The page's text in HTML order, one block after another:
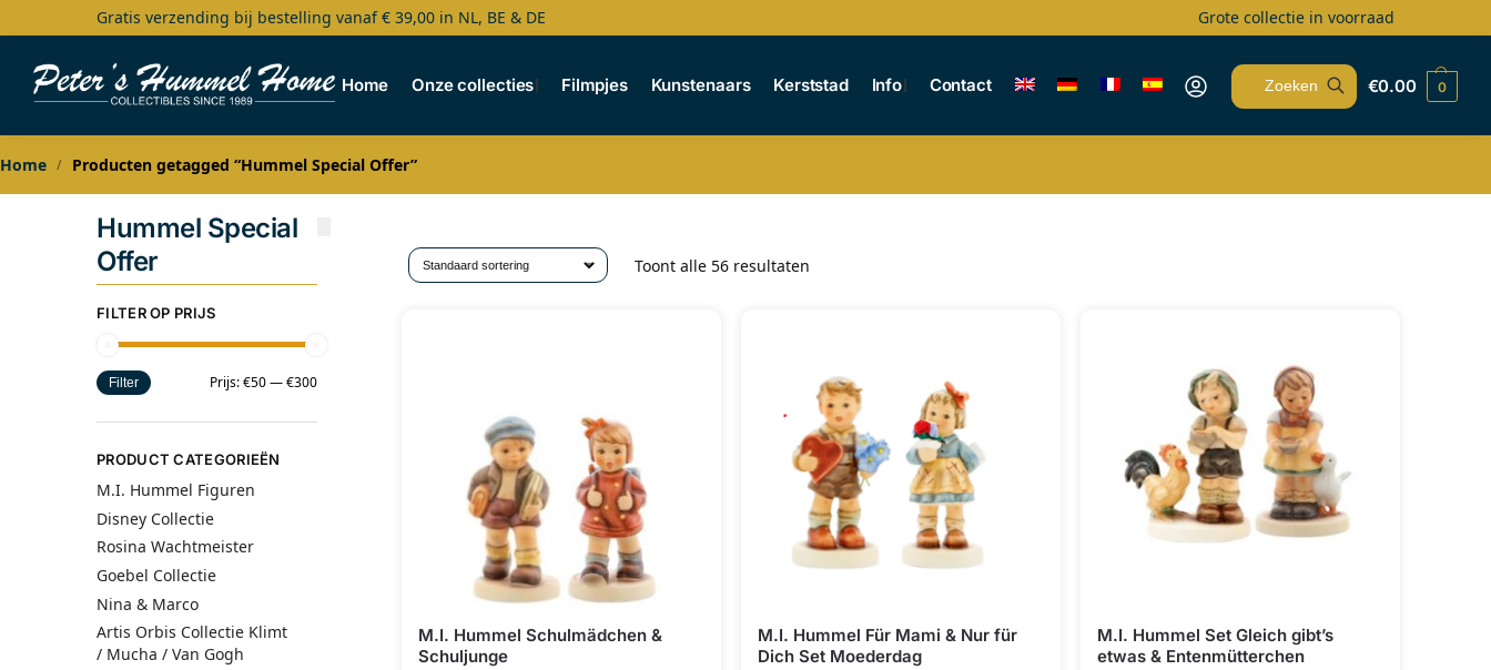
Gratis verzending bij bestelling vanaf € 39,00 in NL, BE & DE Grote collectie in voorraad
Home Onze collecties Filmpjes Kunstenaars Kerststad Info Contact
Search
€0.00 0
Home / Producten getagged “Hummel Special Offer”
Toont alle 56 resultaten
M.I. Hummel Schulmädchen &
Schuljunge
M.I. Hummel Für Mami & Nur für
Dich Set Moederdag
M.I. Hummel Set Gleich gibt’s
etwas & Entenmütterchen
Hummel Special
Offer
FILTER OP PRIJS
Filter Prijs:€50—€300
PRODUCT CATEGORIEËN
M.I. Hummel Figuren
Disney Collectie
Rosina Wachtmeister
Goebel Collectie
Nina & Marco
Artis Orbis Collectie Klimt
/ Mucha / Van Gogh